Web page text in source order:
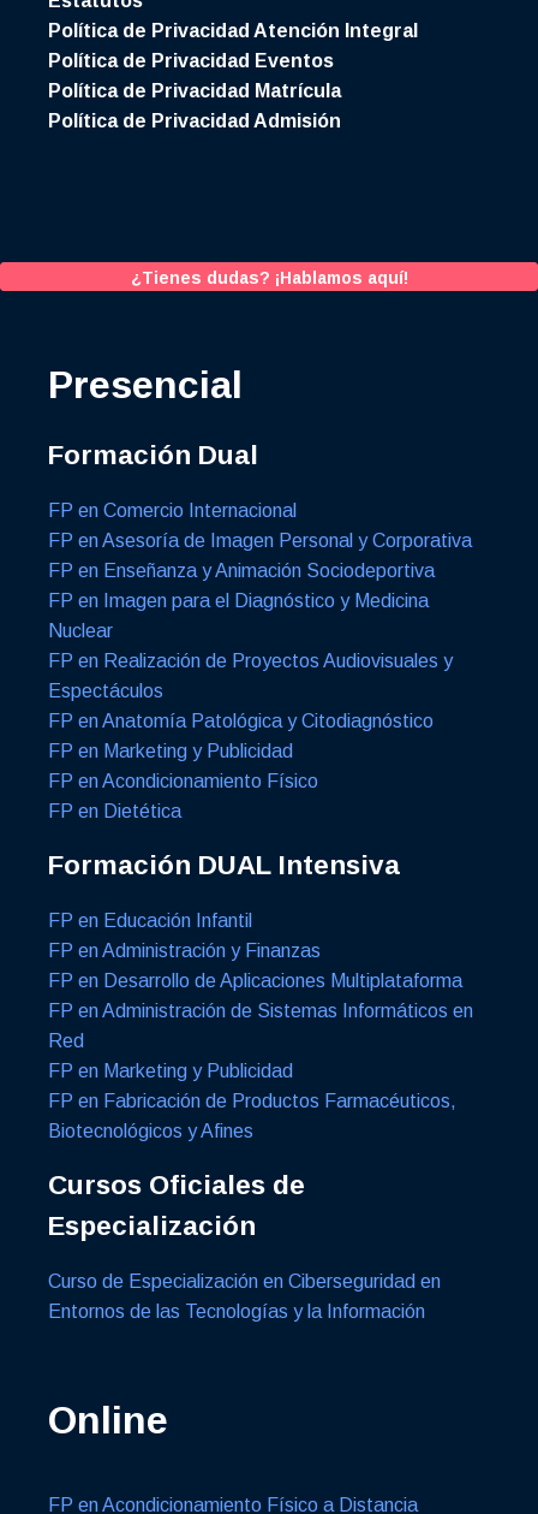
Política de Privacidad Atención Integral
Política de Privacidad Eventos
Política de Privacidad Matrícula
Política de Privacidad Admisión
¿Tienes dudas? ¡Hablamos aquí!
Presencial
Formación Dual
FP en Comercio Internacional
FP en Asesoría de Imagen Personal y Corporativa
FP en Enseñanza y Animación Sociodeportiva
FP en Imagen para el Diagnóstico y Medicina
Nuclear
FP en Realización de Proyectos Audiovisuales y
Espectáculos
FP en Anatomía Patológica y Citodiagnóstico
FP en Marketing y Publicidad
FP en Acondicionamiento Físico
FP en Dietética
Formación DUAL Intensiva
FP en Educación Infantil
FP en Administración y Finanzas
FP en Desarrollo de Aplicaciones Multiplataforma
FP en Administración de Sistemas Informáticos en
Red
FP en Marketing y Publicidad
FP en Fabricación de Productos Farmacéuticos,
Biotecnológicos y Afines
Cursos Oficiales de
Especialización
Curso de Especialización en Ciberseguridad en
Entornos de las Tecnologías y la Información
Online
FP en Acondicionamiento Físico a Distancia